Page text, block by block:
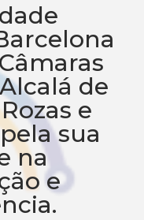
de
e
sua
na
e